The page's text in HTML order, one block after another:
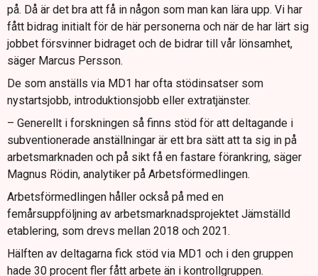
på. Då är det bra att få in någon som man kan lära upp. Vi har
fått bidrag initialt för de här personerna och när de har lärt sig
jobbet försvinner bidraget och de bidrar till vår lönsamhet,
säger Marcus Persson.
De som anställs via MD1 har ofta stödinsatser som
nystartsjobb, introduktionsjobb eller extratjänster.
– Generellt i forskningen så finns stöd för att deltagande i
subventionerade anställningar är ett bra sätt att ta sig in på
arbetsmarknaden och på sikt få en fastare förankring, säger
Magnus Rödin, analytiker på Arbetsförmedlingen.
Arbetsförmedlingen håller också på med en
femårsuppföljning av arbetsmarknadsprojektet Jämställd
etablering, som drevs mellan 2018 och 2021.
Hälften av deltagarna fick stöd via MD1 och i den gruppen
hade 30 procent fler fått arbete än i kontrollgruppen.